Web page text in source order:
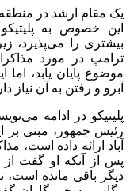
یک مقام ارشد در
این خصوص به
بیشتری را می‌پذیرد،
ترامپ در مورد
موضوع پایان یابد، اما
آبرو و رفتن به آن نیاز
پلیتیکو در ادامه
رئیس جمهور، مبنی بر
آباد ارائه داده است،
پس از آنکه او گفت از
دیگر باقی مانده